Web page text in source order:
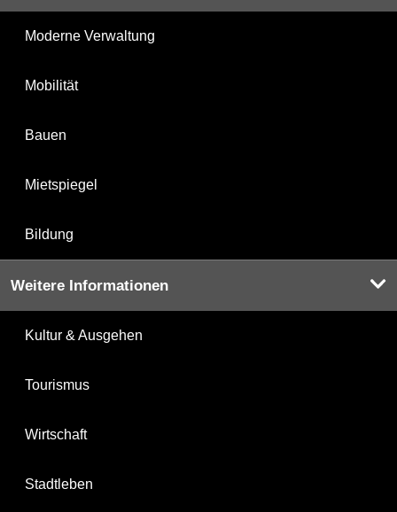
Moderne Verwaltung
Mobilität
Bauen
Mietspiegel
Bildung
Weitere Informationen
Kultur & Ausgehen
Tourismus
Wirtschaft
Stadtleben